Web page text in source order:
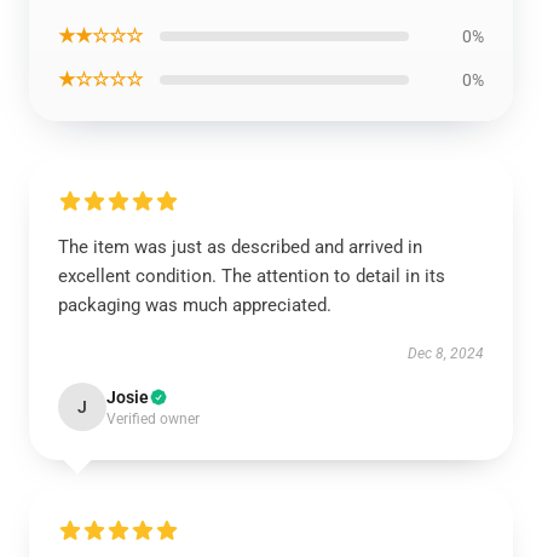
★★☆☆☆ 0%
★☆☆☆☆ 0%
The item was just as described and arrived in
excellent condition. The attention to detail in its
packaging was much appreciated.
Dec 8, 2024
J Josie
Verified owner